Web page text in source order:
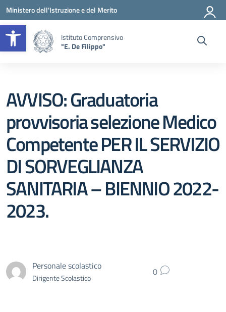
Apri la barra degli strumenti
Vai ai contenuti
Vai al menu di navigazione
Vai al footer
Ministero dell'Istruzione e del Merito
Istituto Comprensivo
"E. De Filippo"
AVVISO: Graduatoria
provvisoria selezione Medico
Competente PER IL SERVIZIO
DI SORVEGLIANZA
SANITARIA – BIENNIO 2022-
2023.
Personale scolastico
Dirigente Scolastico 0